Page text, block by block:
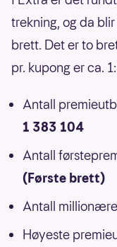
trekning, og da
brett. Det er to
pr. kupong er ca.
Antall
1 383 104
Antall
(Første brett)
Antall
Høyeste